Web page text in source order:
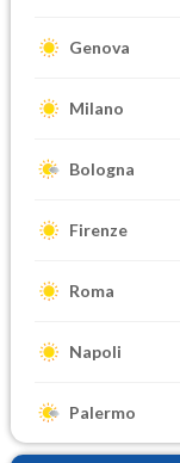
Genova
Milano
Bologna
Firenze
Roma
Napoli
Palermo